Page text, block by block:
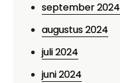
september 2024
augustus 2024
juli 2024
juni 2024